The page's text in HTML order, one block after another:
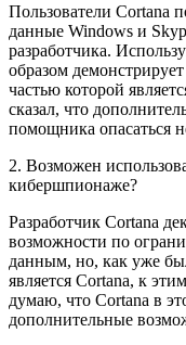
Пользователи Cortana
данные Windows и
разработчика.
образом
частью которой
сказал, что
помощника опасаться
2. Возможен
кибершпионаже?
Разработчик Cortana
возможности по
данным, но, как уже
является Cortana, к
думаю, что Cortana в
дополнительные